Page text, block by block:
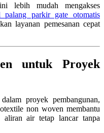
lebih mudah mengakses
palang parkir gate otomatis
layanan pemesanan cepat
untuk Proyek
proyek pembangunan,
non woven membantu
aliran air tetap lancar tanpa